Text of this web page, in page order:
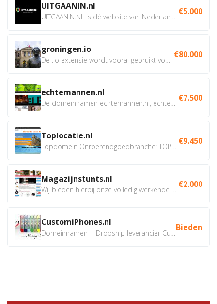
UITGAANIN.nl €5.000
groningen.io €80.000
echtemannen.nl €7.500
Toplocatie.nl €9.450
Magazijnstunts.nl €2.000
CustomiPhones.nl Bieden